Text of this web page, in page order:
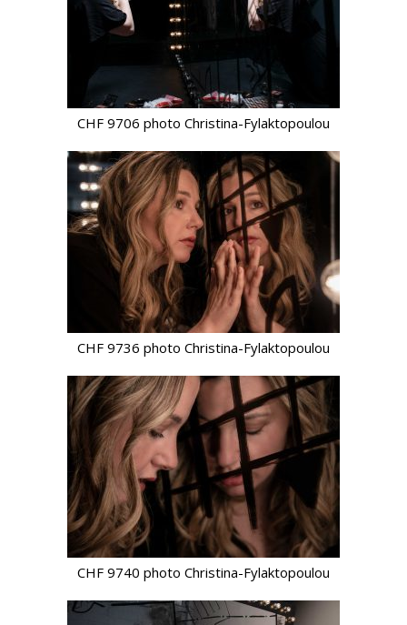
CHF 9706 photo Christina-Fylaktopoulou
CHF 9736 photo Christina-Fylaktopoulou
CHF 9740 photo Christina-Fylaktopoulou